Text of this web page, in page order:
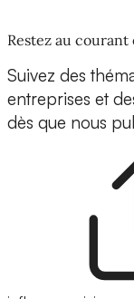
Restez au courant
Suivez des
entreprises et
dès que nous